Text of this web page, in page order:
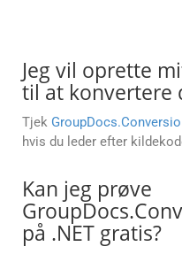
Jeg vil oprette
til at konvertere
Tjek
hvis du leder efter
Kan jeg prøve
på .NET gratis?